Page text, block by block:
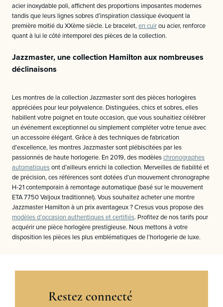
acier inoxydable poli, affichent des proportions imposantes modernes
tandis que leurs lignes sobres d’inspiration classique évoquent la
première moitié du XXème siècle. Le bracelet, en cuir ou acier, renforce
quant à lui le côté intemporel des pièces de la collection.
Jazzmaster, une collection Hamilton aux nombreuses
déclinaisons
Les montres de la collection Jazzmaster sont des pièces horlogères
appréciées pour leur polyvalence. Distinguées, chics et sobres, elles
habillent votre poignet en toute occasion, que vous souhaitiez célébrer
un événement exceptionnel ou simplement compléter votre tenue avec
un accessoire élégant. Grâce à des techniques de fabrication
d’excellence, les montres Jazzmaster sont plébiscitées par les
passionnés de haute horlogerie. En 2019, des modèles chronographes
automatiques ont d’ailleurs enrichi la collection. Merveilles de fiabilité et
de précision, ces références sont dotées d’un mouvement chronographe
H-21 contemporain à remontage automatique (basé sur le mouvement
ETA 7750 Valjoux traditionnel). Vous souhaitez acheter une montre
Jazzmaster Hamilton à un prix avantageux ? Cresus vous propose des
modèles d’occasion authentiques et certifiés. Profitez de nos tarifs pour
acquérir une pièce horlogère prestigieuse. Nous mettons à votre
disposition les pièces les plus emblématiques de l’horlogerie de luxe.
Restez connecté